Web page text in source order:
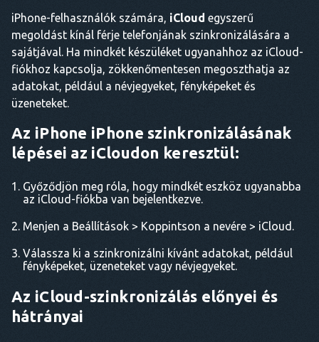
iPhone-felhasználók számára, iCloud egyszerű
megoldást kínál férje telefonjának szinkronizálására a
sajátjával. Ha mindkét készüléket ugyanahhoz az iCloud-
fiókhoz kapcsolja, zökkenőmentesen megoszthatja az
adatokat, például a névjegyeket, fényképeket és
üzeneteket.
Az iPhone iPhone szinkronizálásának
lépései az iCloudon keresztül:
Győződjön meg róla, hogy mindkét eszköz ugyanabba
az iCloud-fiókba van bejelentkezve.
Menjen a Beállítások > Koppintson a nevére > iCloud.
Válassza ki a szinkronizálni kívánt adatokat, például
fényképeket, üzeneteket vagy névjegyeket.
Az iCloud-szinkronizálás előnyei és
hátrányai